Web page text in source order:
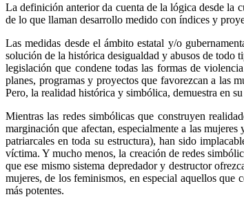
La definición anterior da cuenta de la lógica desde la
de lo que llaman desarrollo medido con índices y
Las medidas desde el ámbito estatal y/o
solución de la histórica desigualdad y abusos de todo
legislación que condene todas las formas de
planes, programas y proyectos que favorezcan a las
Pero, la realidad histórica y simbólica, demuestra en
Mientras las redes simbólicas que construyen
marginación que afectan, especialmente a las
patriarcales en toda su estructura), han sido
víctima. Y mucho menos, la creación de redes
que ese mismo sistema depredador y destructor
mujeres, de los feminismos, en especial aquellos que
más potentes.